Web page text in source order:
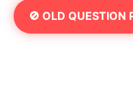
🚫 OLD QUESTION